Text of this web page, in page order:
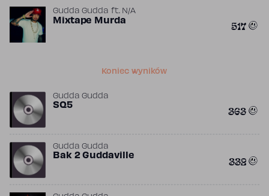
Gudda Gudda ft. N/A
Mixtape Murda 517
Koniec wyników
Gudda Gudda
SQ5 363
Gudda Gudda
Bak 2 Guddaville 332